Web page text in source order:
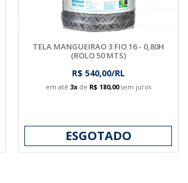
TELA MANGUEIRAO 3 FIO 16 - 0,80H
(ROLO 50 MTS)
R$ 540,00/RL
em até 3xde R$ 180,00sem juros
ESGOTADO